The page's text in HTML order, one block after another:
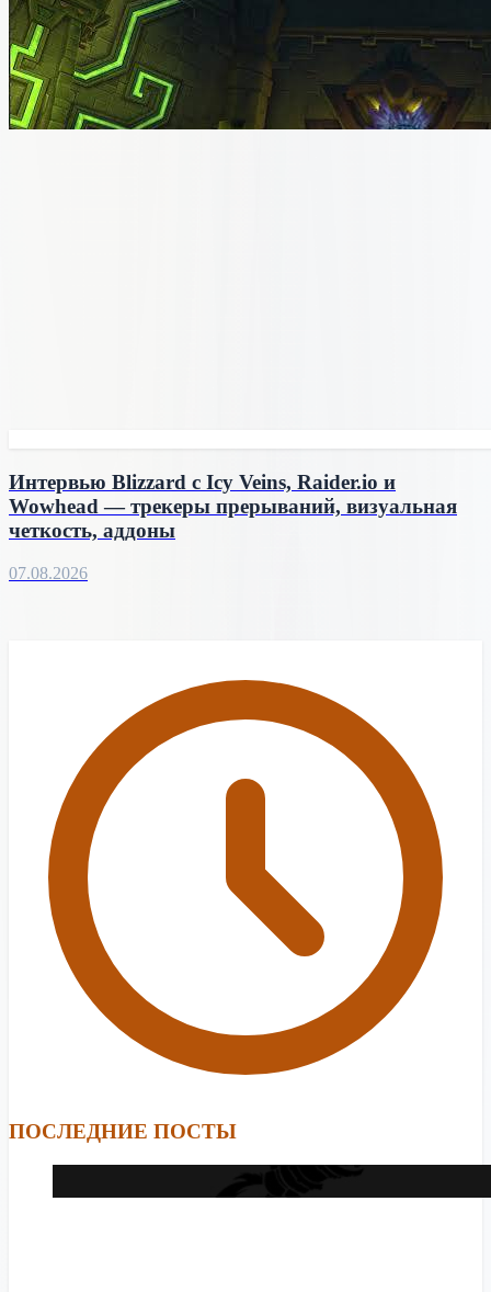
Интервью Blizzard с Icy Veins, Raider.io и
Wowhead — трекеры прерываний, визуальная
четкость, аддоны
07.08.2026
ПОСЛЕДНИЕ ПОСТЫ